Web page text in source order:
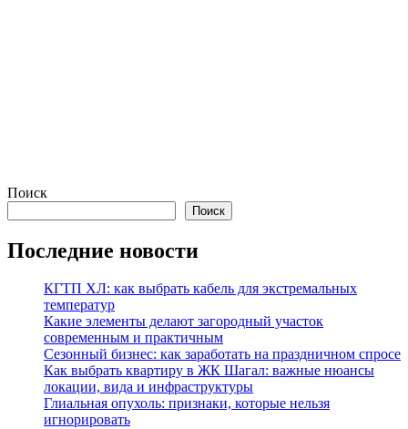
Поиск
Поиск
Последние новости
КГТП ХЛ: как выбрать кабель для экстремальных
температур
Какие элементы делают загородный участок
современным и практичным
Сезонный бизнес: как заработать на праздничном спросе
Как выбрать квартиру в ЖК Шагал: важные нюансы
локации, вида и инфраструктуры
Глиальная опухоль: признаки, которые нельзя
игнорировать